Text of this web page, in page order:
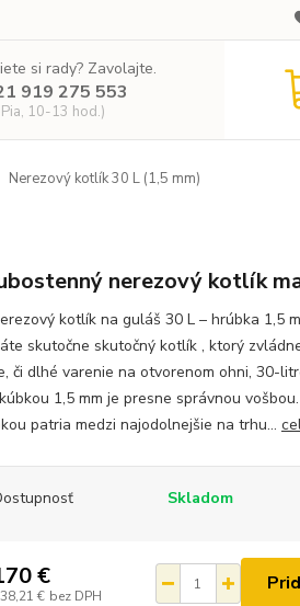
si rady? Zavolajte.
919 275 553
10-13 hod.)
Nerezový kotlík 30 L (1,5 mm)
nerezový kotlík
kotlík na guláš 30 L – hrúbka 1,5
skutočne skutočný kotlík , ktorý
či dlhé varenie na otvorenom ohni, 30-
1,5 mm je presne správnou
patria medzi najodolnejšie na trhu...
Skladom
€
€ bez DPH